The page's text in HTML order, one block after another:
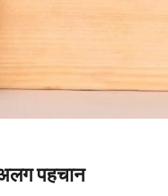
पहचान